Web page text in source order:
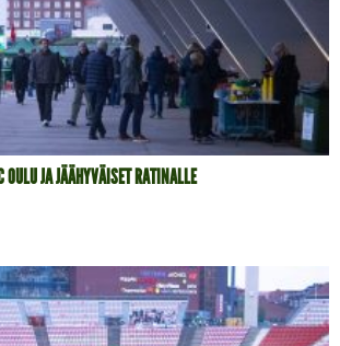
JA JÄÄHYVÄISET RATINALLE